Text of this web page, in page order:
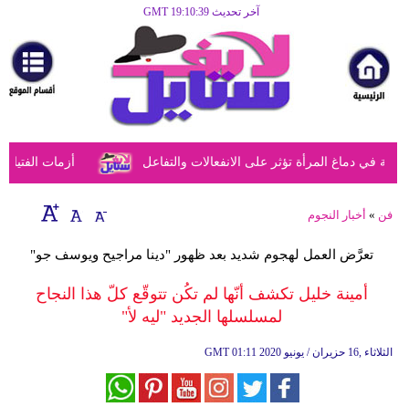
آخر تحديث GMT 19:10:39
مرأة
أزياء
أزياء
إسلامية
ديكور
أزمات الفتيات دماغ المرأة تؤثر على الانفعالات والتفاعل
فن » أخبار النجوم
تعرَّض العمل لهجوم شديد بعد ظهور "دينا مراجيح ويوسف جو"
أمينة خليل تكشف أنّها لم تكُن تتوقّع كلّ هذا النجاح
لمسلسلها الجديد "ليه لأ"
GMT 01:11 2020 الثلاثاء ,16 حزيران / يونيو